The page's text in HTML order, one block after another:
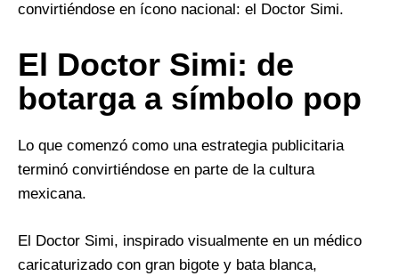
convirtiéndose en ícono nacional: el Doctor Simi.
El Doctor Simi: de
botarga a símbolo pop
Lo que comenzó como una estrategia publicitaria
terminó convirtiéndose en parte de la cultura
mexicana.
El Doctor Simi, inspirado visualmente en un médico
caricaturizado con gran bigote y bata blanca,